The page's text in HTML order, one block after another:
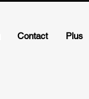
Contact Plus